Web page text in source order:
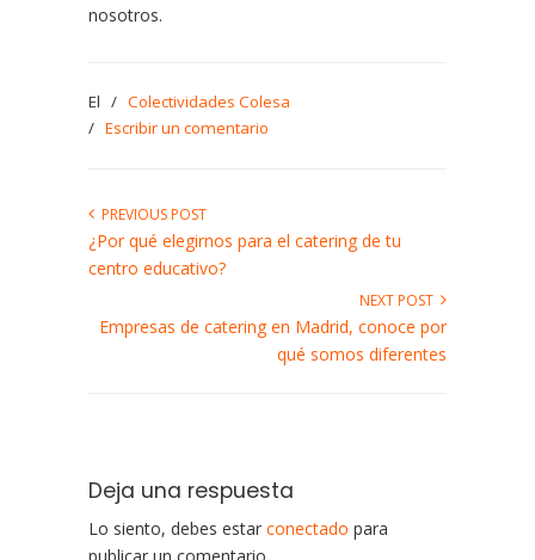
nosotros.
El / Colectividades Colesa
/ Escribir un comentario
PREVIOUS POST
¿Por qué elegirnos para el catering de tu
centro educativo?
NEXT POST
Empresas de catering en Madrid, conoce por
qué somos diferentes
Deja una respuesta
Lo siento, debes estar conectado para